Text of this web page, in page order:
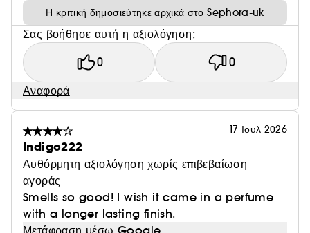
Η κριτική δημοσιεύτηκε αρχικά στο Sephora-uk
Σας βοήθησε αυτή η αξιολόγηση;
0 0
Αναφορά
17 Ιουλ 2026
Indigo222
Αυθόρμητη αξιολόγηση χωρίς επιβεβαίωση
αγοράς
Smells so good! I wish it came in a perfume
with a longer lasting finish.
Μετάφραση μέσω Google